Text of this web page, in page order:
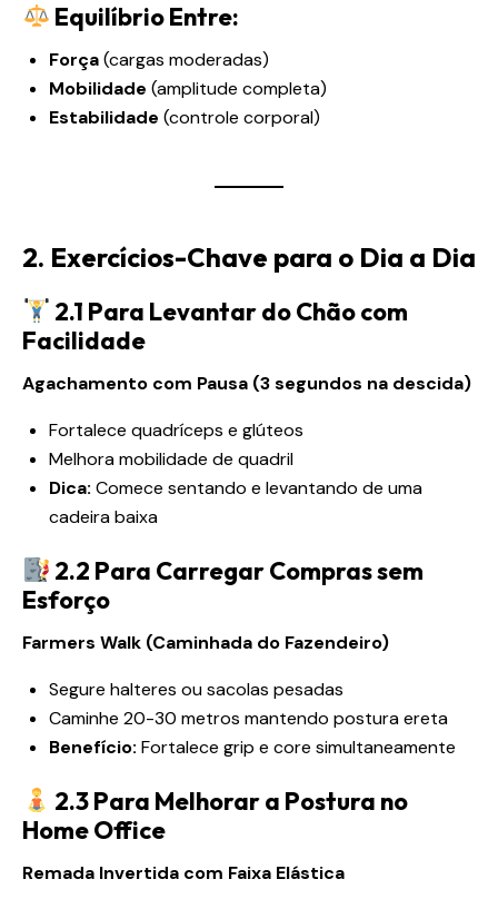
Equilíbrio Entre:
Força(cargas moderadas)
Mobilidade (amplitude completa)
Estabilidade (controle corporal)
2. Exercícios-Chave para o Dia a Dia
2.1 Para Levantar do Chão com
Facilidade
Agachamento com Pausa (3 segundos na descida)
Fortalece quadríceps e glúteos
Melhora mobilidade de quadril
Dica: Comece sentando e levantando de uma
cadeira baixa
2.2 Para Carregar Compras sem
Esforço
Farmers Walk (Caminhada do Fazendeiro)
Segure halteres ou sacolas pesadas
Caminhe 20-30 metros mantendo postura ereta
Benefício: Fortalece grip e core simultaneamente
2.3 Para Melhorar a Postura no
Home Office
Remada Invertida com Faixa Elástica